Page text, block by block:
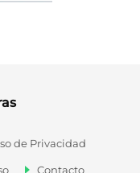
de Privacidad
Contacto